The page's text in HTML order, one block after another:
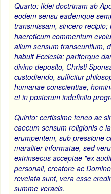
Quarto: fidei doctrinam ab
eodem sensu eademque
transmissam, sincero
haereticum commentum
alium sensum transeuntium,
habuit Ecclesia; pariterque
divino deposito, Christi
custodiendo, sufficitur
humanae conscientiae,
et in posterum indefinito
Quinto: certissime teneo ac
caecum sensum religionis e
erumpentem, sub pressione
maraliter informatae, sed
extrinsecus acceptae "ex
personali, creatore ac
revelata sunt, vera esse
summe veracis.